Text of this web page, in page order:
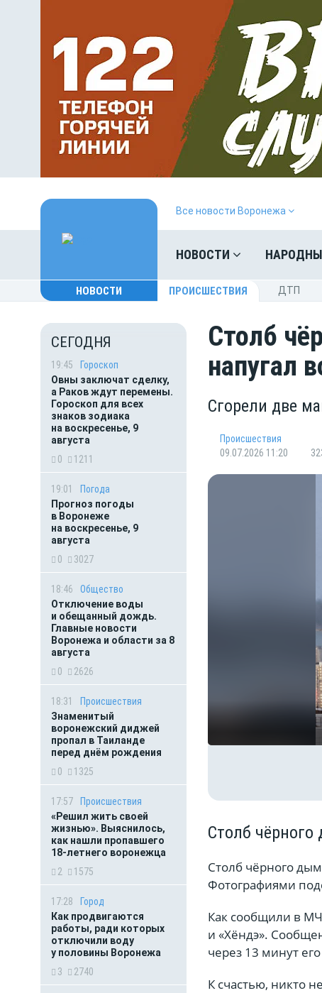
Все новости Воронежа
НОВОСТИ
НОВОСТИ ПРОИСШЕСТВИЯ ДТП
СЕГОДНЯ
19:45
Гороскоп
Овны заключат сделку,
а Раков ждут перемены.
Гороскоп для всех
знаков зодиака
на воскресенье, 9
августа
0
1211
19:01
Погода
Прогноз погоды
в Воронеже
на воскресенье, 9
августа
0
3027
18:46
Общество
Отключение воды
и обещанный дождь.
Главные новости
Воронежа и области за 8
августа
0
2626
18:31
Происшествия
Знаменитый
воронежский диджей
пропал в Таиланде
перед днём рождения
0
1325
17:57
Происшествия
«Решил жить своей
жизнью». Выяснилось,
как нашли пропавшего
18-летнего воронежца
2
1575
17:28
Город
Как продвигаются
работы, ради которых
отключили воду
у половины Воронежа
3
2740
Столб
напугал
Сгорели две
Происшествия
09.07.2026 11:20
Столб
Столб чёрного
Фотографиями
Как сообщили в
и «Хёндэ».
через 13 минут
К счастью, никто